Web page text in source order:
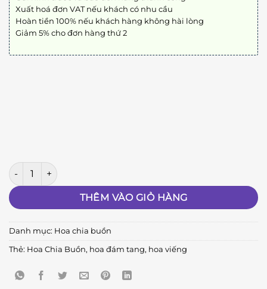
Xuất hoá đơn VAT nếu khách có nhu cầu
Hoàn tiền 100% nếu khách hàng không hài lòng
Giảm 5% cho đơn hàng thứ 2
VB202 số lượng
THÊM VÀO GIỎ HÀNG
Danh mục: Hoa chia buồn
Thẻ: Hoa Chia Buồn, hoa đám tang, hoa viếng